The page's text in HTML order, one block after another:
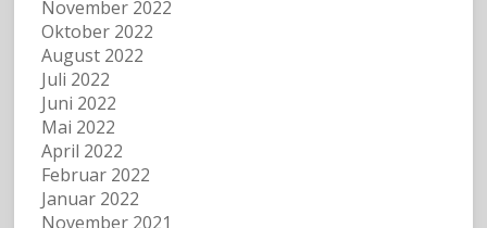
November 2022
Oktober 2022
August 2022
Juli 2022
Juni 2022
Mai 2022
April 2022
Februar 2022
Januar 2022
November 2021